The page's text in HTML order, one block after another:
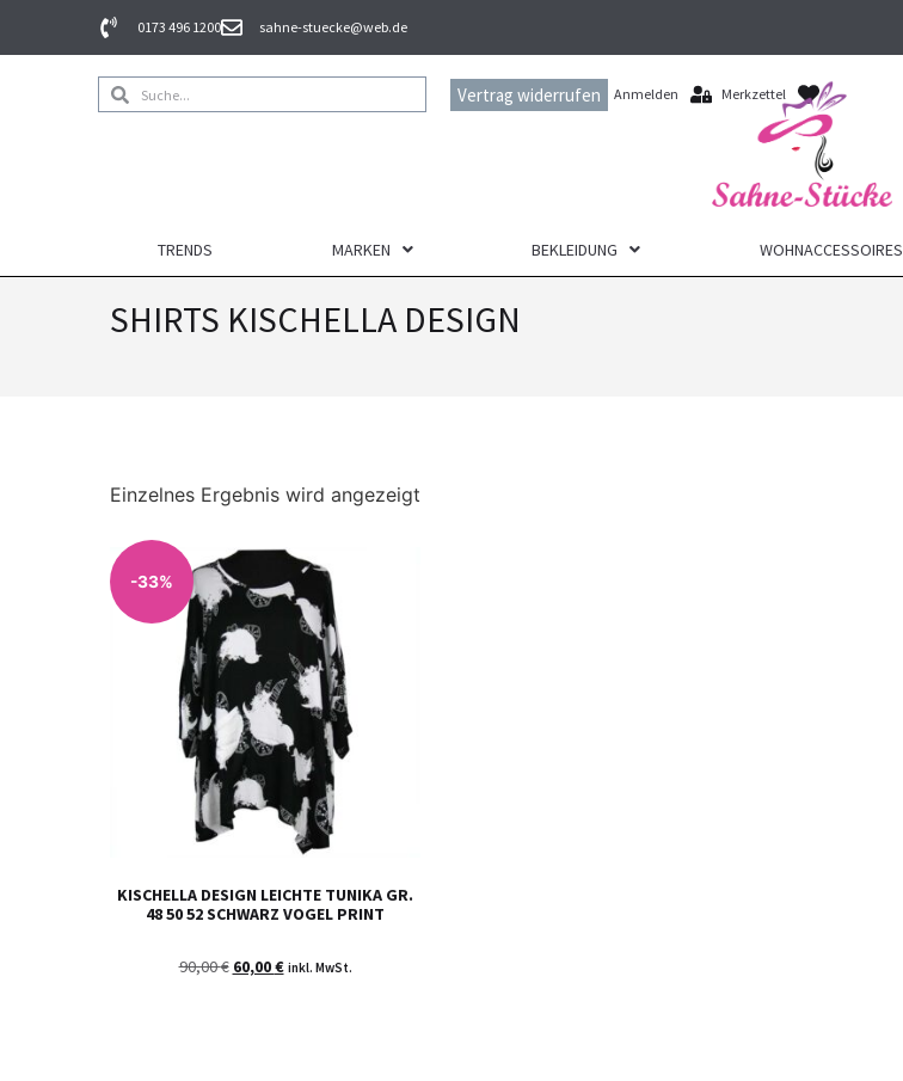
0173 496 1200 sahne-stuecke@web.de
Vertrag widerrufen Anmelden Merkzettel
TRENDS MARKEN BEKLEIDUNG WOHNACCESSOIRES
SHIRTS KISCHELLA DESIGN
Einzelnes Ergebnis wird angezeigt
-33%
KISCHELLA DESIGN LEICHTE TUNIKA GR.
48 50 52 SCHWARZ VOGEL PRINT
90,00€ 60,00€ inkl. MwSt.